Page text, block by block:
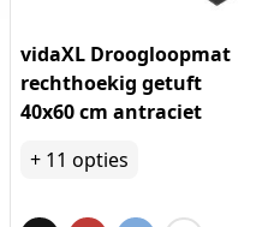
vidaXL Droogloopmat
rechthoekig getuft
40x60 cm antraciet
+ 11 opties